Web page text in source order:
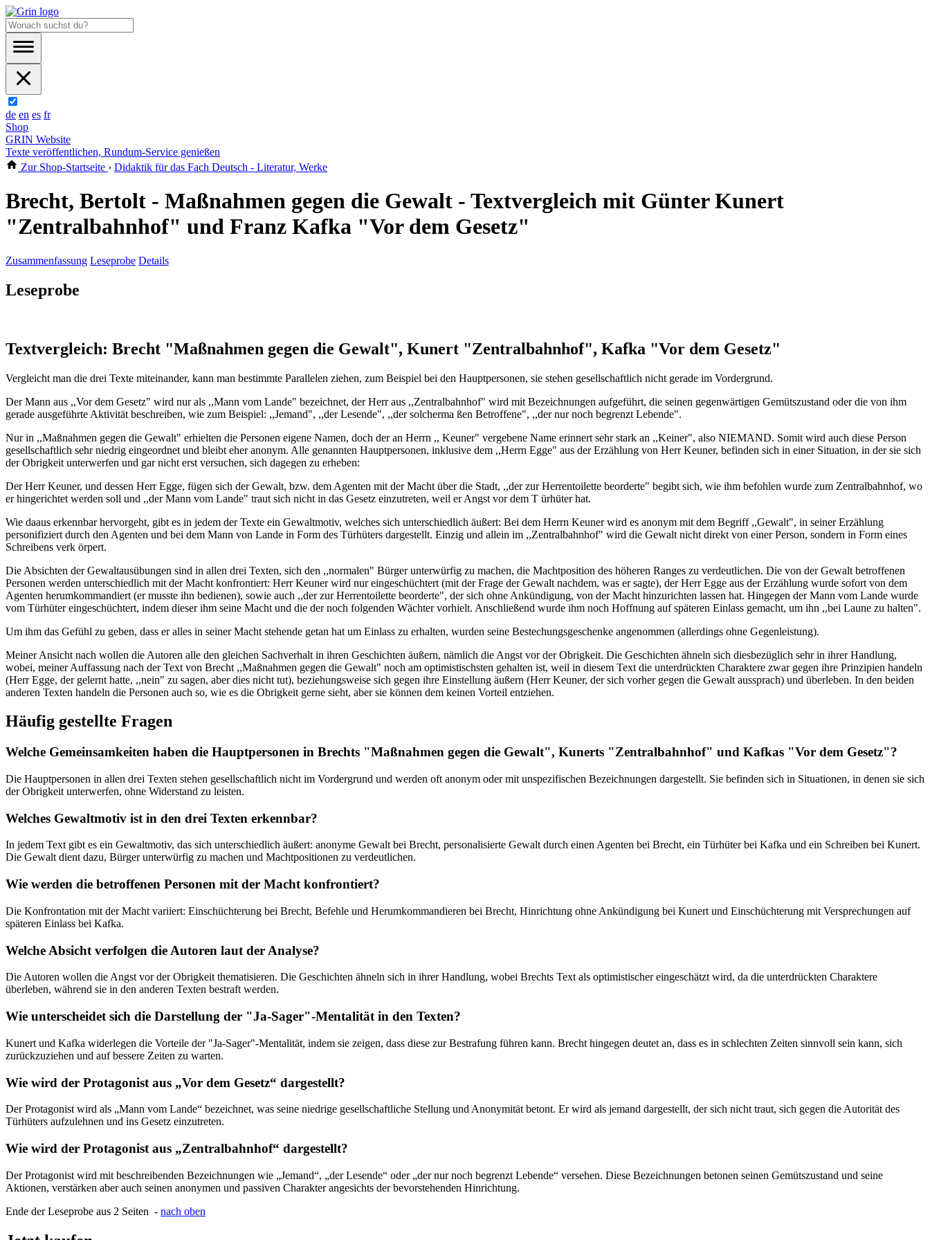
de en es fr
Shop
GRIN Website
Texte veröffentlichen, Rundum-Service genießen
Zur Shop-Startseite › Didaktik für das Fach Deutsch - Literatur, Werke
Brecht, Bertolt - Maßnahmen gegen die Gewalt - Textvergleich mit Günter Kunert
"Zentralbahnhof" und Franz Kafka "Vor dem Gesetz"
Zusammenfassung Leseprobe Details
Leseprobe
Textvergleich: Brecht "Maßnahmen gegen die Gewalt", Kunert "Zentralbahnhof", Kafka "Vor dem Gesetz"
Vergleicht man die drei Texte miteinander, kann man bestimmte Parallelen ziehen, zum Beispiel bei den Hauptpersonen, sie stehen gesellschaftlich nicht gerade im Vordergrund.
Der Mann aus ,,Vor dem Gesetz" wird nur als ,,Mann vom Lande" bezeichnet, der Herr aus ,,Zentralbahnhof" wird mit Bezeichnungen aufgeführt, die seinen gegenwärtigen Gemütszustand oder die von ihm
gerade ausgeführte Aktivität beschreiben, wie zum Beispiel: ,,Jemand", ,,der Lesende", ,,der solcherma ßen Betroffene", ,,der nur noch begrenzt Lebende".
Nur in ,,Maßnahmen gegen die Gewalt" erhielten die Personen eigene Namen, doch der an Herrn ,, Keuner" vergebene Name erinnert sehr stark an ,,Keiner", also NIEMAND. Somit wird auch diese Person
gesellschaftlich sehr niedrig eingeordnet und bleibt eher anonym. Alle genannten Hauptpersonen, inklusive dem ,,Herrn Egge" aus der Erzählung von Herr Keuner, befinden sich in einer Situation, in der sie sich
der Obrigkeit unterwerfen und gar nicht erst versuchen, sich dagegen zu erheben:
Der Herr Keuner, und dessen Herr Egge, fügen sich der Gewalt, bzw. dem Agenten mit der Macht über die Stadt, ,,der zur Herrentoilette beorderte" begibt sich, wie ihm befohlen wurde zum Zentralbahnhof, wo
er hingerichtet werden soll und ,,der Mann vom Lande" traut sich nicht in das Gesetz einzutreten, weil er Angst vor dem T ürhüter hat.
Wie daaus erkennbar hervorgeht, gibt es in jedem der Texte ein Gewaltmotiv, welches sich unterschiedlich äußert: Bei dem Herrn Keuner wird es anonym mit dem Begriff ,,Gewalt", in seiner Erzählung
personifiziert durch den Agenten und bei dem Mann von Lande in Form des Türhüters dargestellt. Einzig und allein im ,,Zentralbahnhof" wird die Gewalt nicht direkt von einer Person, sondern in Form eines
Schreibens verk örpert.
Die Absichten der Gewaltausübungen sind in allen drei Texten, sich den ,,normalen" Bürger unterwürfig zu machen, die Machtposition des höheren Ranges zu verdeutlichen. Die von der Gewalt betroffenen
Personen werden unterschiedlich mit der Macht konfrontiert: Herr Keuner wird nur eingeschüchtert (mit der Frage der Gewalt nachdem, was er sagte), der Herr Egge aus der Erzählung wurde sofort von dem
Agenten herumkommandiert (er musste ihn bedienen), sowie auch ,,der zur Herrentoilette beorderte", der sich ohne Ankündigung, von der Macht hinzurichten lassen hat. Hingegen der Mann vom Lande wurde
vom Türhüter eingeschüchtert, indem dieser ihm seine Macht und die der noch folgenden Wächter vorhielt. Anschließend wurde ihm noch Hoffnung auf späteren Einlass gemacht, um ihn ,,bei Laune zu halten".
Um ihm das Gefühl zu geben, dass er alles in seiner Macht stehende getan hat um Einlass zu erhalten, wurden seine Bestechungsgeschenke angenommen (allerdings ohne Gegenleistung).
Meiner Ansicht nach wollen die Autoren alle den gleichen Sachverhalt in ihren Geschichten äußern, nämlich die Angst vor der Obrigkeit. Die Geschichten ähneln sich diesbezüglich sehr in ihrer Handlung,
wobei, meiner Auffassung nach der Text von Brecht ,,Maßnahmen gegen die Gewalt" noch am optimistischsten gehalten ist, weil in diesem Text die unterdrückten Charaktere zwar gegen ihre Prinzipien handeln
(Herr Egge, der gelernt hatte, ,,nein" zu sagen, aber dies nicht tut), beziehungsweise sich gegen ihre Einstellung äußern (Herr Keuner, der sich vorher gegen die Gewalt aussprach) und überleben. In den beiden
anderen Texten handeln die Personen auch so, wie es die Obrigkeit gerne sieht, aber sie können dem keinen Vorteil entziehen.
Häufig gestellte Fragen
Welche Gemeinsamkeiten haben die Hauptpersonen in Brechts "Maßnahmen gegen die Gewalt", Kunerts "Zentralbahnhof" und Kafkas "Vor dem Gesetz"?
Die Hauptpersonen in allen drei Texten stehen gesellschaftlich nicht im Vordergrund und werden oft anonym oder mit unspezifischen Bezeichnungen dargestellt. Sie befinden sich in Situationen, in denen sie sich
der Obrigkeit unterwerfen, ohne Widerstand zu leisten.
Welches Gewaltmotiv ist in den drei Texten erkennbar?
In jedem Text gibt es ein Gewaltmotiv, das sich unterschiedlich äußert: anonyme Gewalt bei Brecht, personalisierte Gewalt durch einen Agenten bei Brecht, ein Türhüter bei Kafka und ein Schreiben bei Kunert.
Die Gewalt dient dazu, Bürger unterwürfig zu machen und Machtpositionen zu verdeutlichen.
Wie werden die betroffenen Personen mit der Macht konfrontiert?
Die Konfrontation mit der Macht variiert: Einschüchterung bei Brecht, Befehle und Herumkommandieren bei Brecht, Hinrichtung ohne Ankündigung bei Kunert und Einschüchterung mit Versprechungen auf
späteren Einlass bei Kafka.
Welche Absicht verfolgen die Autoren laut der Analyse?
Die Autoren wollen die Angst vor der Obrigkeit thematisieren. Die Geschichten ähneln sich in ihrer Handlung, wobei Brechts Text als optimistischer eingeschätzt wird, da die unterdrückten Charaktere
überleben, während sie in den anderen Texten bestraft werden.
Wie unterscheidet sich die Darstellung der "Ja-Sager"-Mentalität in den Texten?
Kunert und Kafka widerlegen die Vorteile der "Ja-Sager"-Mentalität, indem sie zeigen, dass diese zur Bestrafung führen kann. Brecht hingegen deutet an, dass es in schlechten Zeiten sinnvoll sein kann, sich
zurückzuziehen und auf bessere Zeiten zu warten.
Wie wird der Protagonist aus „Vor dem Gesetz“ dargestellt?
Der Protagonist wird als „Mann vom Lande“ bezeichnet, was seine niedrige gesellschaftliche Stellung und Anonymität betont. Er wird als jemand dargestellt, der sich nicht traut, sich gegen die Autorität des
Türhüters aufzulehnen und ins Gesetz einzutreten.
Wie wird der Protagonist aus „Zentralbahnhof“ dargestellt?
Der Protagonist wird mit beschreibenden Bezeichnungen wie „Jemand“, „der Lesende“ oder „der nur noch begrenzt Lebende“ versehen. Diese Bezeichnungen betonen seinen Gemütszustand und seine
Aktionen, verstärken aber auch seinen anonymen und passiven Charakter angesichts der bevorstehenden Hinrichtung.
Ende der Leseprobe aus 2 Seiten - nach oben